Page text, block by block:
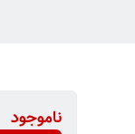
ناموجود